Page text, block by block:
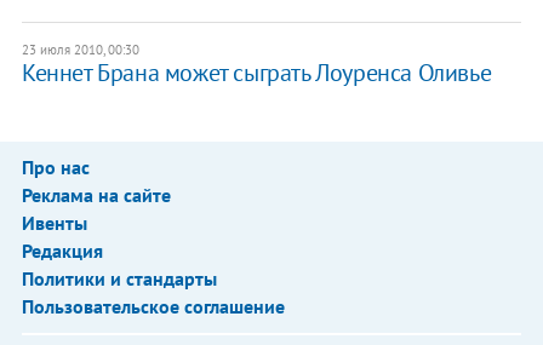
23 июля 2010, 00:30
Кеннет Брана может сыграть Лоуренса Оливье
Про нас
Реклама на сайте
Ивенты
Редакция
Политики и стандарты
Пользовательское соглашение